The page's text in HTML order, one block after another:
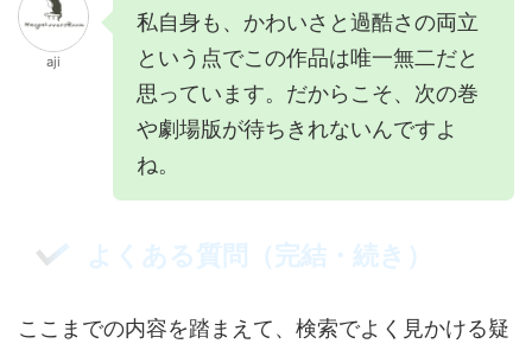
aji
私自身も、かわいさと過酷さの両立
という点でこの作品は唯一無二だと
思っています。だからこそ、次の巻
や劇場版が待ちきれないんですよ
ね。
よくある質問（完結・続き）
ここまでの内容を踏まえて、検索でよく見かける疑